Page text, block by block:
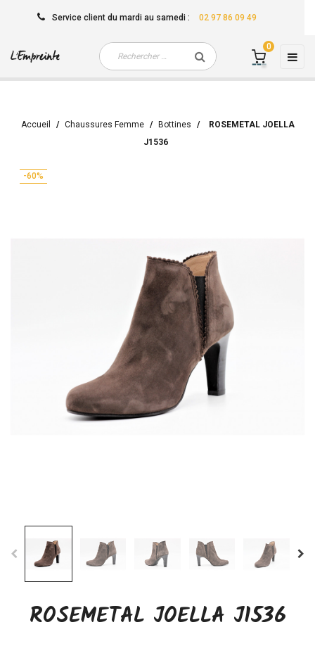
Service client du mardi au samedi : 02 97 86 09 49
☰
0
Accueil Chaussures Femme Bottines
ROSEMETAL JOELLA
J1536
-60%
ROSEMETAL JOELLA J1536